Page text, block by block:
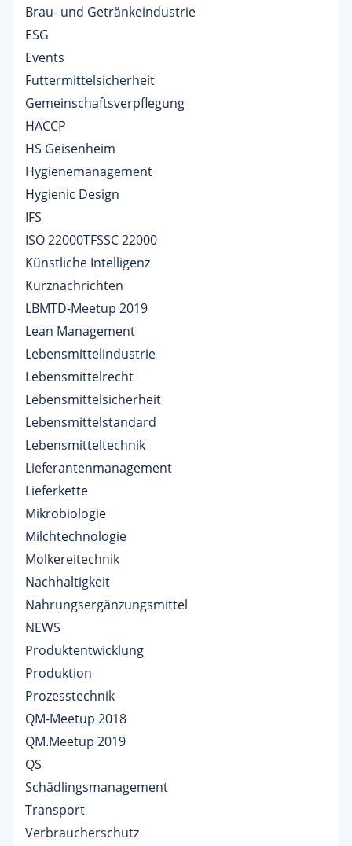
Brau- und Getränkeindustrie
ESG
Events
Futtermittelsicherheit
Gemeinschaftsverpflegung
HACCP
HS Geisenheim
Hygienemanagement
Hygienic Design
IFS
ISO 22000TFSSC 22000
Künstliche Intelligenz
Kurznachrichten
LBMTD-Meetup 2019
Lean Management
Lebensmittelindustrie
Lebensmittelrecht
Lebensmittelsicherheit
Lebensmittelstandard
Lebensmitteltechnik
Lieferantenmanagement
Lieferkette
Mikrobiologie
Milchtechnologie
Molkereitechnik
Nachhaltigkeit
Nahrungsergänzungsmittel
NEWS
Produktentwicklung
Produktion
Prozesstechnik
QM-Meetup 2018
QM.Meetup 2019
QS
Schädlingsmanagement
Transport
Verbraucherschutz